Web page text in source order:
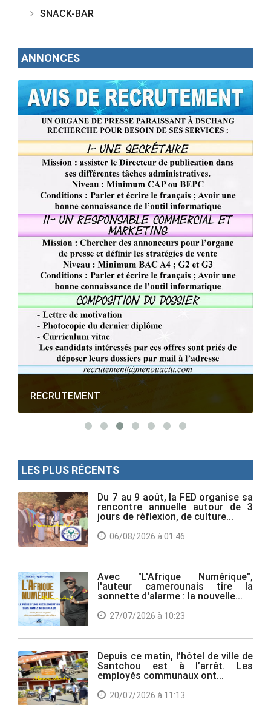
SNACK-BAR
ANNONCES
RECRUTEMENT
LES PLUS RÉCENTS
Du 7 au 9 août, la FED organise sa
rencontre annuelle autour de 3
jours de réflexion, de culture...
06/08/2026 à 01:46
Avec "L'Afrique Numérique",
l'auteur camerounais tire la
sonnette d'alarme : la nouvelle...
27/07/2026 à 10:23
Depuis ce matin, l’hôtel de ville de
Santchou est à l’arrêt. Les
employés communaux ont...
20/07/2026 à 11:13